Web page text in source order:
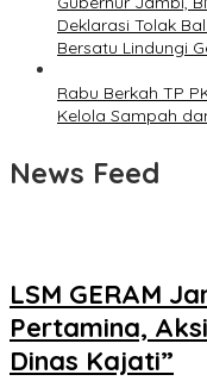
Deklarasi Tolak
Bersatu Lindungi
Rabu Berkah TP
Kelola Sampah
News Feed
LSM GERAM
Pertamina,
Dinas Kajati”